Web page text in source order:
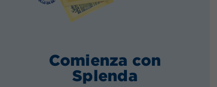
Comienza con
Splenda